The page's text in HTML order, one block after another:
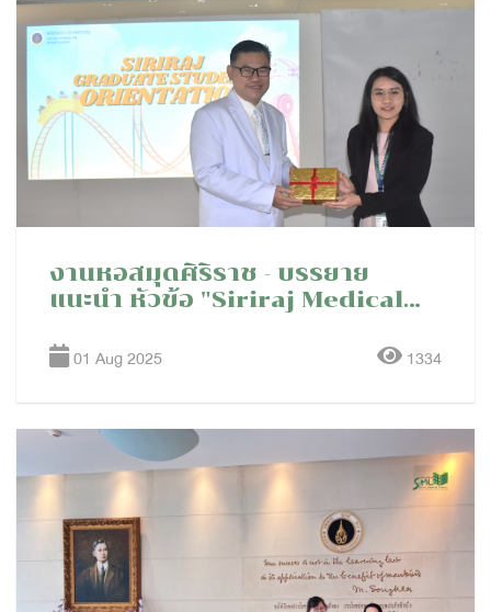
งานหอสมุดศิริราช - บรรยาย
แนะนำ หัวข้อ "Siriraj Medical
Library Services & Resources
Orientation 2025
01 Aug 2025 1334